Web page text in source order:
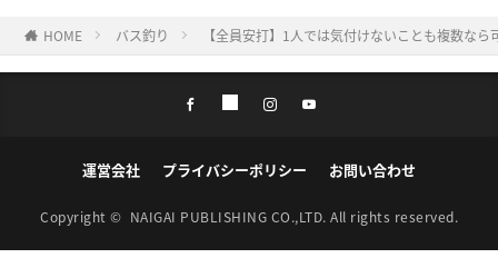
HOME バス釣り 【全員安打】1人では気付けないことも複数な
運営会社 プライバシーポリシー お問い合わせ
Copyright © NAIGAI PUBLISHING CO.,LTD. All rights reserved.